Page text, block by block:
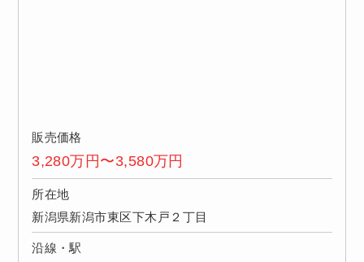
販売価格
3,280万円〜3,580万円
所在地
新潟県新潟市東区下木戸２丁目
沿線・駅